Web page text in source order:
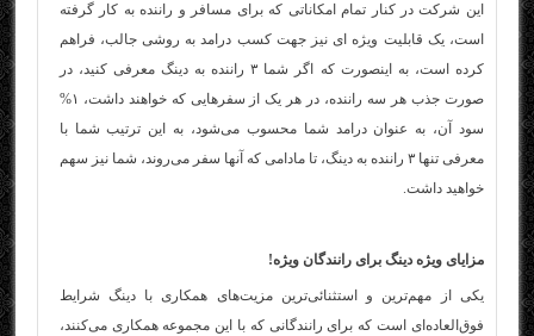
این شرکت در کنار تمام امکاناتی که برای مسافر و راننده به کار گرفته
است، یک قابلیت ویژه ای نیز جهت کسب درامد به روشی جالب، فراهم
کرده است، به اینصورت که اگر شما ۳ راننده به دینگ معرفی کنید، در
صورت جذب هر سه راننده، در هر یک از سفرهایی که خواهند داشت، ۱%
سود آن، به عنوان درامد شما محسوب می‌شود، به این ترتیب شما با
معرفی تنها ۳ راننده به دینگ، تا مادامی که آنها سفر می‌روند، شما نیز سهم
خواهید داشت.
مزایای ویژه دینگ برای رانندگان ویژه!
یکی از مهم‌ترین و استثنائی‌ترین مزیت‌های همکاری با دینگ شرایط
فوق‌العاده‌ای است که برای رانندگانی که با این مجموعه همکاری می‌کنند،